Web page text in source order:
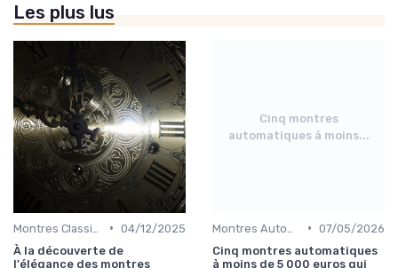
Les plus lus
• 04/12/2025
À la découverte de
l'élégance des montres
Cinq montres
automatiques à moins...
• 07/05/2026
Cinq montres automatiques
à moins de 5 000 euros qui